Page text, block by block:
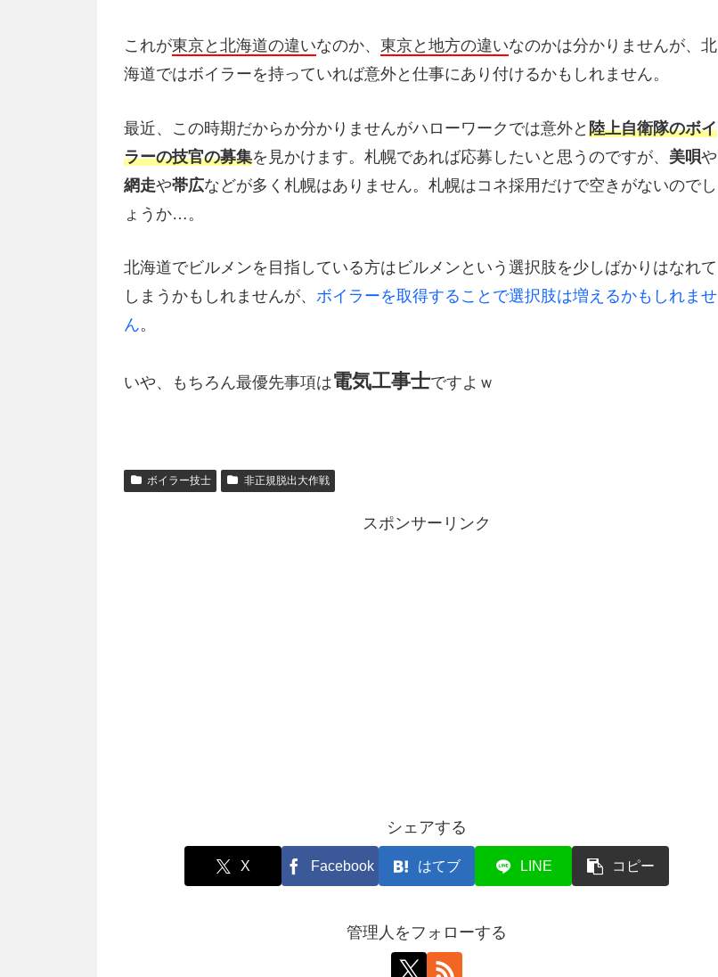
これが東京と北海道の違いなのか、 東京と地方の違いなのかは分かりませんが、北
海道ではボイラーを持っていれば意外と仕事にあり付けるかもしれません。
最近、この時期だからか分かりませんがハローワークでは意外と 陸上自衛隊のボイ
ラーの技官の募集を見かけます。札幌であれば応募したいと思うのですが、 美唄や
網走や帯広などが多く札幌はありません。札幌はコネ採用だけで空きがないのでし
ょうか…。
北海道でビルメンを目指している方はビルメンという選択肢を少しばかりはなれて
しまうかもしれませんが、 ボイラーを取得することで選択肢は増えるかもしれませ
ん。
いや、もちろん最優先事項は電気工事士ですよｗ
ボイラー技士 非正規脱出大作戦
スポンサーリンク
シェアする
X Facebook はてブ LINE コピー
管理人をフォローする